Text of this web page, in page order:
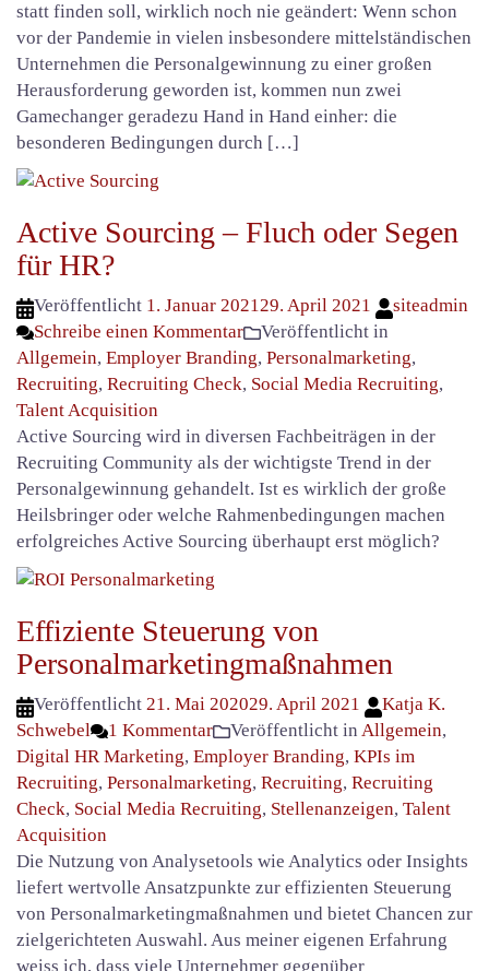
statt finden soll, wirklich noch nie geändert: Wenn schon
vor der Pandemie in vielen insbesondere mittelständischen
Unternehmen die Personalgewinnung zu einer großen
Herausforderung geworden ist, kommen nun zwei
Gamechanger geradezu Hand in Hand einher: die
besonderen Bedingungen durch […]
Active Sourcing – Fluch oder Segen
für HR?
Veröffentlicht 1. Januar 202129. April 2021
siteadmin
Schreibe einen Kommentar
Veröffentlicht in
Allgemein, Employer Branding, Personalmarketing,
Recruiting, Recruiting Check, Social Media Recruiting,
Talent Acquisition
Active Sourcing wird in diversen Fachbeiträgen in der
Recruiting Community als der wichtigste Trend in der
Personalgewinnung gehandelt. Ist es wirklich der große
Heilsbringer oder welche Rahmenbedingungen machen
erfolgreiches Active Sourcing überhaupt erst möglich?
Effiziente Steuerung von
Personalmarketingmaßnahmen
Veröffentlicht 21. Mai 202029. April 2021
Katja K.
Schwebel
1 Kommentar Veröffentlicht in Allgemein,
Digital HR Marketing, Employer Branding, KPIs im
Recruiting, Personalmarketing, Recruiting, Recruiting
Check, Social Media Recruiting, Stellenanzeigen, Talent
Acquisition
Die Nutzung von Analysetools wie Analytics oder Insights
liefert wertvolle Ansatzpunkte zur effizienten Steuerung
von Personalmarketingmaßnahmen und bietet Chancen zur
zielgerichteten Auswahl. Aus meiner eigenen Erfahrung
weiss ich, dass viele Unternehmer gegenüber